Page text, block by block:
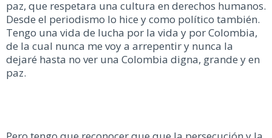
paz, que respetara una cultura en derechos humanos.
Desde el periodismo lo hice y como político también.
Tengo una vida de lucha por la vida y por Colombia,
de la cual nunca me voy a arrepentir y nunca la
dejaré hasta no ver una Colombia digna, grande y en
paz.